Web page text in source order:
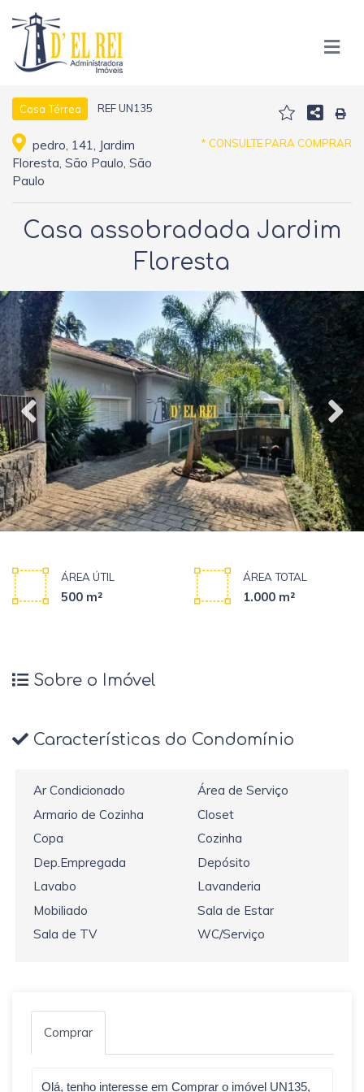
Casa Térrea REF UN135
pedro, 141, Jardim
Floresta, São Paulo, São
Paulo
* CONSULTE PARA COMPRAR
Casa assobradada Jardim
Floresta
ÁREA ÚTIL
500 m²
ÁREA TOTAL
1.000 m²
Sobre o Imóvel
Características do Condomínio
Ar Condicionado
Área de Serviço
Armario de Cozinha
Closet
Copa
Cozinha
Dep.Empregada
Depósito
Lavabo
Lavanderia
Mobiliado
Sala de Estar
Sala de TV
WC/Serviço
Comprar